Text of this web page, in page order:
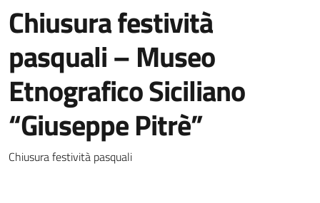
Chiusura festività
pasquali – Museo
Etnografico Siciliano
“Giuseppe Pitrè”
Dettagli della notizia
Chiusura festività pasquali